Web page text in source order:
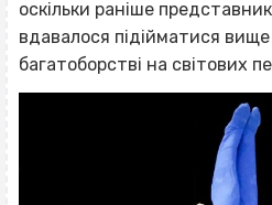
оскільки раніше
вдавалося підійматися
багатоборстві на світових